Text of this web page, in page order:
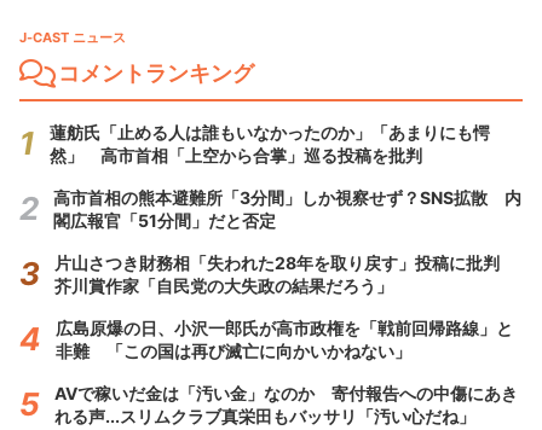
J-CAST ニュース
コメントランキング
蓮舫氏「止める人は誰もいなかったのか」「あまりにも愕
然」 高市首相「上空から合掌」巡る投稿を批判
高市首相の熊本避難所「3分間」しか視察せず？SNS拡散 内
閣広報官「51分間」だと否定
片山さつき財務相「失われた28年を取り戻す」投稿に批判
芥川賞作家「自民党の大失政の結果だろう」
広島原爆の日、小沢一郎氏が高市政権を「戦前回帰路線」と
非難 「この国は再び滅亡に向かいかねない」
AVで稼いだ金は「汚い金」なのか 寄付報告への中傷にあき
れる声...スリムクラブ真栄田もバッサリ「汚い心だね」